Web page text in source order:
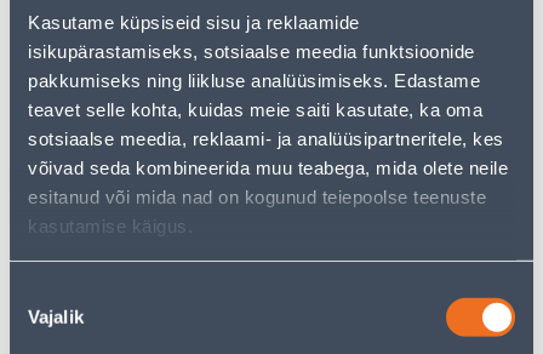
Kasutame küpsiseid sisu ja reklaamide
isikupärastamiseks, sotsiaalse meedia funktsioonide
pakkumiseks ning liikluse analüüsimiseks. Edastame
teavet selle kohta, kuidas meie saiti kasutate, ka oma
sotsiaalse meedia, reklaami- ja analüüsipartneritele, kes
võivad seda kombineerida muu teabega, mida olete neile
esitanud või mida nad on kogunud teiepoolse teenuste
kasutamise käigus.
valik
Vajalik
Посмотреть наличие
• 14-päevane tagastusõigus.
Предполагаемая доставка 3,69 € от 2-5 tööpäeva
Посылочный автомат от 2,29 € с 2-5 tööpäeva